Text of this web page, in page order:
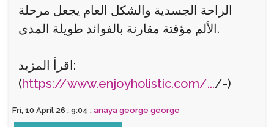
الراحة الجسدية والشكل العام يجعل مرحلة
الألم مؤقتة مقارنة بالفوائد طويلة المدى.
اقرأ المزيد:
(https://www.enjoyholistic.com/.../-)
Fri, 10 April 26 : 9:04 : anaya george george